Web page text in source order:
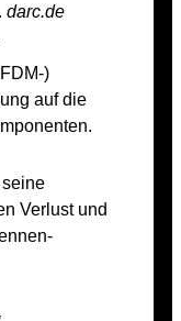
darc.de
)
auf die
seine
Verlust und